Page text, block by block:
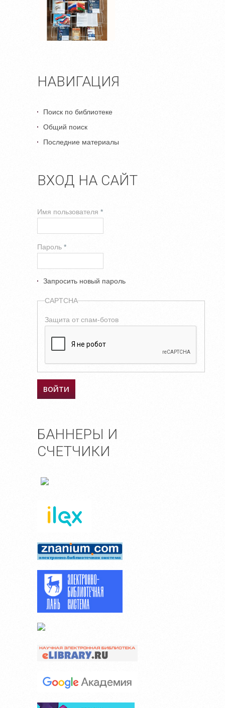
НАВИГАЦИЯ
Поиск по библиотеке
Общий поиск
Последние материалы
ВХОД НА САЙТ
Имя пользователя *
Пароль *
Запросить новый пароль
CAPTCHA
Защита от спам-ботов
БАННЕРЫ И
СЧЕТЧИКИ